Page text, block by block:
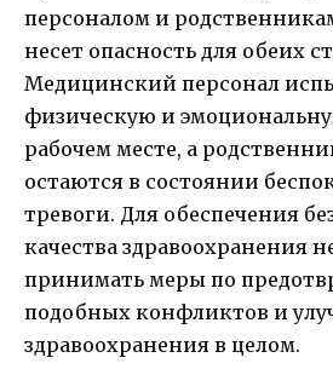
персоналом и
несет опасность для обеих
Медицинский персонал
физическую и
рабочем месте, а
остаются в состоянии
тревоги. Для обеспечения
качества здравоохранения
принимать меры по
подобных конфликтов и
здравоохранения в целом.